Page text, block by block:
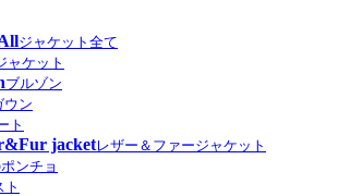
ジャケット全て
ャケット
ブルゾン
ウン
ト
jacketレザー＆ファージャケット
ポンチョ
ト